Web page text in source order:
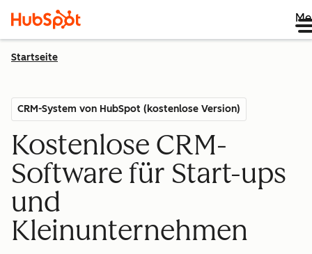
Startseite
CRM-System von HubSpot (kostenlose Version)
Kostenlose CRM-
Software für Start-ups
und
Kleinunternehmen